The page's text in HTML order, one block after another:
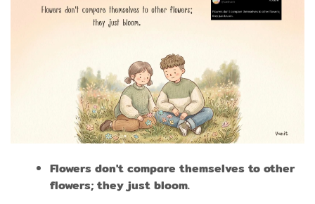
Flowers don't compare themselves to other
flowers; they just bloom.